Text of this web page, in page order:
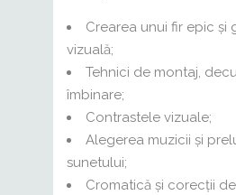
Crearea unui fir epic și
vizuală;
Tehnici de montaj,
îmbinare;
Contrastele vizuale;
Alegerea muzicii și
sunetului;
Cromatică și corecții